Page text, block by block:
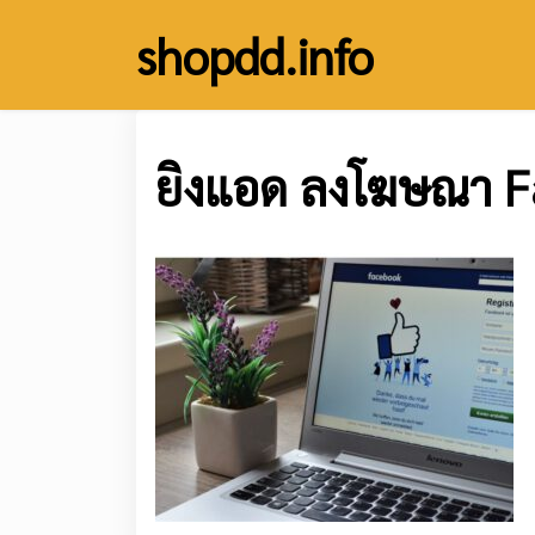
shopdd.info
ยิงแอด ลงโฆษณา